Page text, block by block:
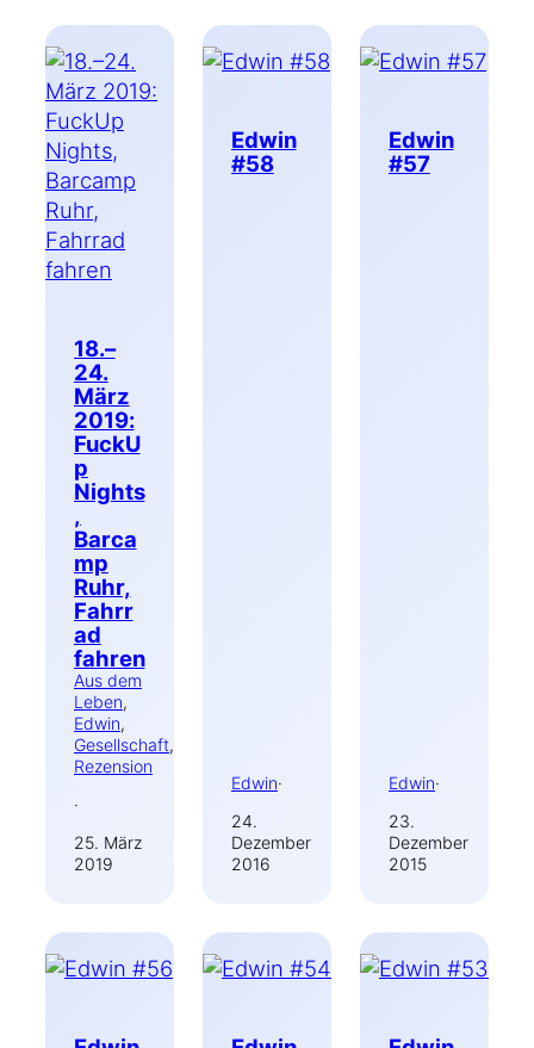
18.–
24.
März
2019:
FuckU
p
Nights
,
Barca
mp
Ruhr,
Fahrr
ad
fahren
Aus dem
Leben
Edwin
Gesellschaft
Rezension
·
25. März
2019
Edwin
#58
Edwin·
24.
Dezember
2016
Edwin
#57
Edwin·
23.
Dezember
2015